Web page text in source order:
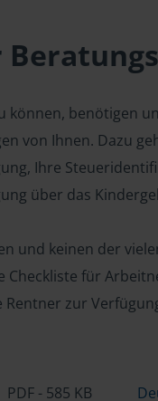
können, benötigen
von Ihnen. Dazu
Ihre
über das
und keinen der
Checkliste für
zur
PDF - 585 KB